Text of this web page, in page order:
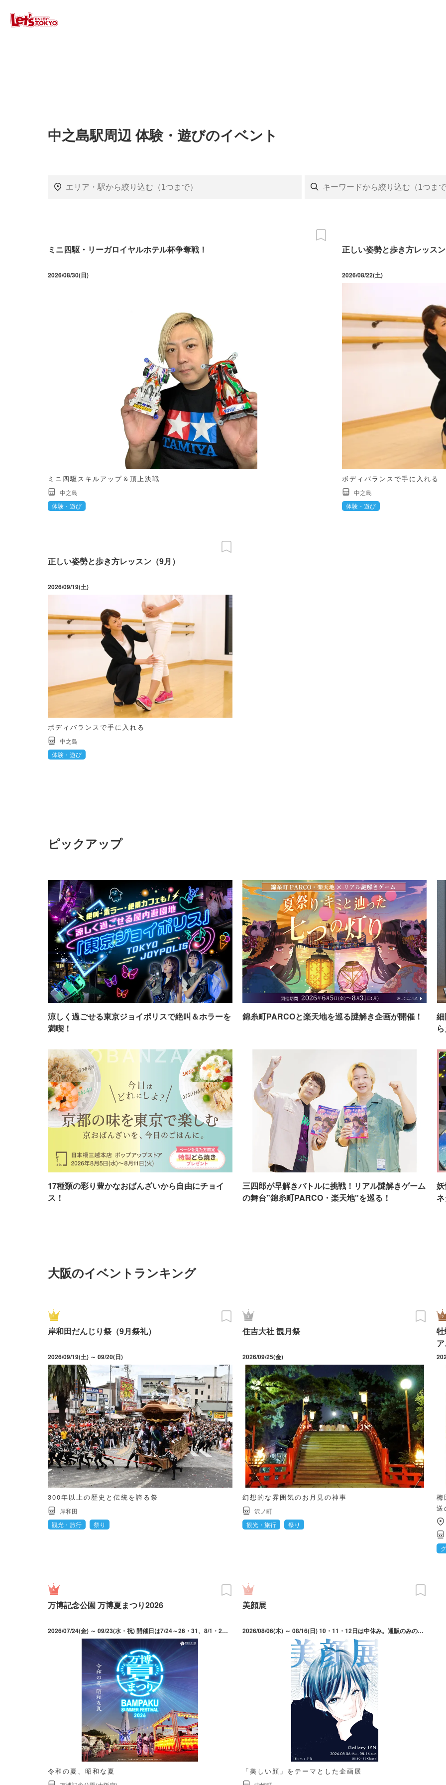
中之島駅周辺 体験・遊びのイベント
ミニ四駆・リーガロイヤルホテル杯争奪戦！
2026/08/30(日)
ミニ四駆スキルアップ＆頂上決戦
中之島
体験・遊び
正しい姿勢と歩き方レッス
2026/08/22(土)
ボディバランスで手に入れる
中之島
体験・遊び
正しい姿勢と歩き方レッスン（9月）
2026/09/19(土)
ボディバランスで手に入れる
中之島
体験・遊び
ピックアップ
涼しく過ごせる東京ジョイポリスで絶叫＆ホラーを
満喫！
錦糸町PARCOと楽天地を巡る謎解き企画が開催！
17種類の彩り豊かなおばんざいから自由にチョイ
ス！
三四郎が早解きバトルに挑戦！リアル謎解きゲーム
の舞台"錦糸町PARCO・楽天地"を巡る！
大阪のイベントランキング
岸和田だんじり祭（9月祭礼）
2026/09/19(土) ～ 09/20(日)
300年以上の歴史と伝統を誇る祭
岸和田
観光・旅行
祭り
住吉大社 観月祭
2026/09/25(金)
幻想的な雰囲気のお月見の神事
沢ノ町
観光・旅行
祭り
梅
送
万博記念公園 万博夏まつり2026
2026/07/24(金) ～ 09/23(水・祝) 開催日は7/24～26・31、8/1・2・7～10・21～23・28～30、9/4～6・11～13・19～23。最終入園21:30（中央口、日本庭園前ゲートのみ）。東口、西口ゲートからの入園は16:30まで。9/13のお祭り広場は「万博夜市 with ビアガーデン」の開催はなし（ライトアップや花火広場は楽しめる）。
令和の夏、昭和な夏
美顔展
2026/08/06(木) ～ 08/16(日) 10・11・12日は中休み。通販のみの対応
「美しい顔」をテーマとした企画展